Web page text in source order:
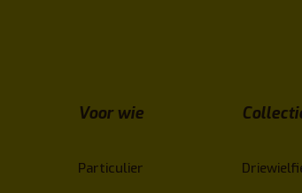
Voor wie
Particulier